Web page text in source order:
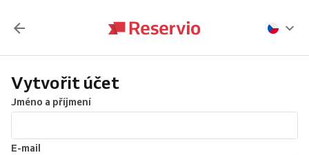
Vytvořit účet
Jméno a příjmení
E-mail